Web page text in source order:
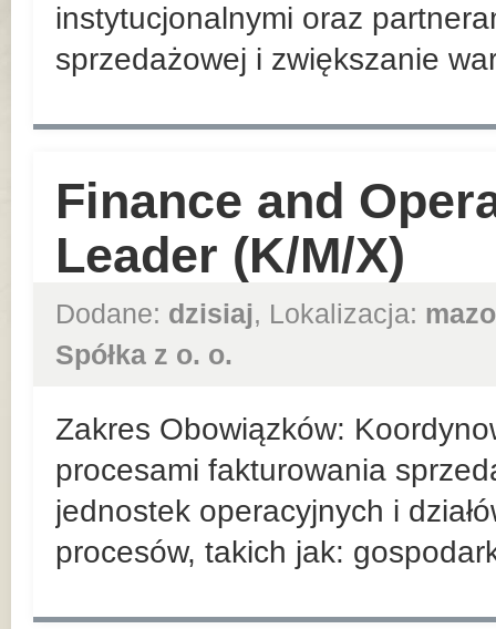
instytucjonalnymi oraz
sprzedażowej i zwiększanie
Finance and
Leader (K/M/X)
Dodane: dzisiaj, Lokalizacja:
Spółka z o. o.
Zakres Obowiązków:
procesami fakturowania
jednostek operacyjnych i
procesów, takich jak: